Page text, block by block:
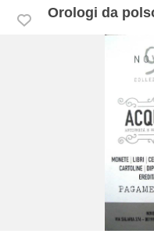
Orologi da